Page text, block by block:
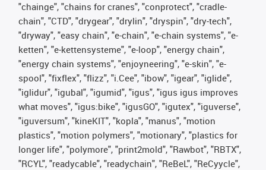
"chainge", "chains for cranes", "conprotect", "cradle-
chain", "CTD", "drygear", "drylin", "dryspin", "dry-tech",
"dryway", "easy chain", "e-chain", "e-chain systems", "e-
ketten", "e-kettensysteme", "e-loop", "energy chain",
"energy chain systems", "enjoyneering", "e-skin", "e-
spool", "fixflex", "flizz", "i.Cee", "ibow", "igear", "iglide",
"iglidur", "igubal", "igumid", "igus", "igus igus improves
what moves", "igus:bike", "igusGO", "igutex", "iguverse",
"iguversum", "kineKIT", "kopla", "manus", "motion
plastics", "motion polymers", "motionary", "plastics for
longer life", "polymore", "print2mold", "Rawbot", "RBTX",
"RCYL", "readycable", "readychain", "ReBeL", "ReCyycle",